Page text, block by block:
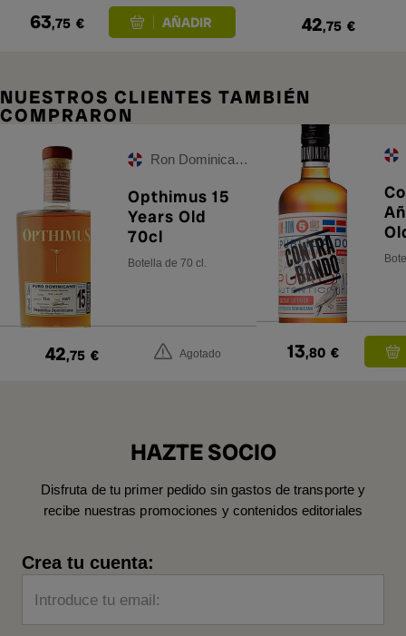
63,75 € 42,75 €
NUESTROS CLIENTES TAMBIÉN
COMPRARON
Ron Dominicano
Opthimus 15
Years Old
70cl
Botella de 70 cl.
42,75 € Agotado 13,80 €
HAZTE SOCIO
Disfruta de tu primer pedido sin gastos de transporte y
recibe nuestras promociones y contenidos editoriales
Crea tu cuenta:
Introduce tu email: